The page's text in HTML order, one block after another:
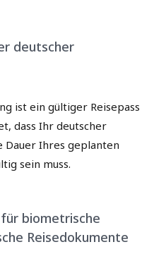
deutscher
ist ein gültiger Reisepass
dass Ihr deutscher
Dauer Ihres geplanten
sein muss.
biometrische
Reisedokumente